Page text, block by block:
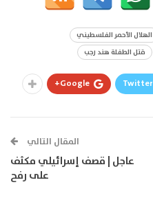
الهلال الأحمر الفلسطيني
قتل الطفلة هند رجب
Twitter
Google+
المقال التالي
عاجل | قصف إسرائيلي مكثف
على رفح